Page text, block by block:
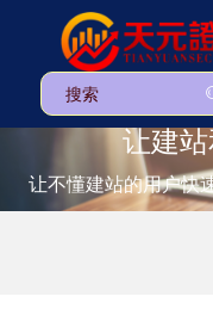
让建
让不懂建站的用户快